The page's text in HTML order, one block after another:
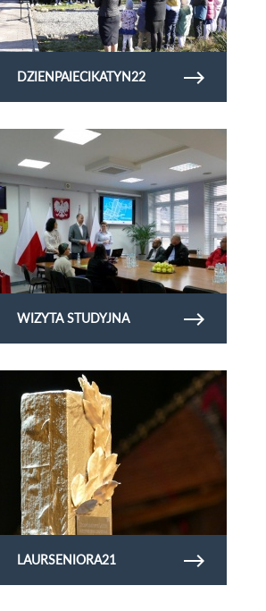
DZIENPAIECIKATYN22
WIZYTA STUDYJNA
Obejrzyj galerię zdjęć Wizyta studyjna
LAURSENIORA21
Obejrzyj galerię zdjęć laurseniora21